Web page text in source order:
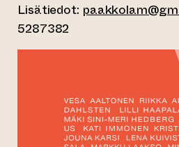
Lisätiedot:
5287382